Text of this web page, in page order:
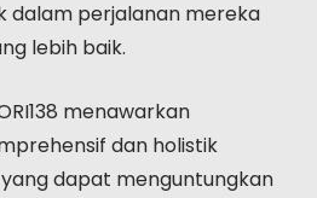
dalam perjalanan mereka
lebih baik.
menawarkan
dan holistik
dapat menguntungkan